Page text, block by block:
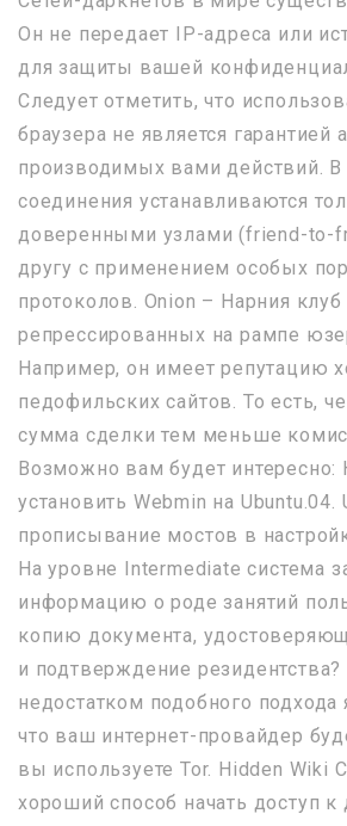
Он не передает IP-адреса или
для защиты вашей
Следует отметить, что
браузера не является гарантией
производимых вами действий. В
соединения устанавливаются
доверенными узлами (friend-to-
другу с применением особых
протоколов. Onion – Нарния клуб
репрессированных на рампе
Например, он имеет репутацию
педофильских сайтов. То есть,
сумма сделки тем меньше
Возможно вам будет интересно:
установить Webmin на Ubuntu.04.
прописывание мостов в
На уровне Intermediate система
информацию о роде занятий
копию документа,
и подтверждение
недостатком подобного подхода
что ваш интернет-провайдер
вы используете Tor. Hidden Wiki
хороший способ начать доступ к